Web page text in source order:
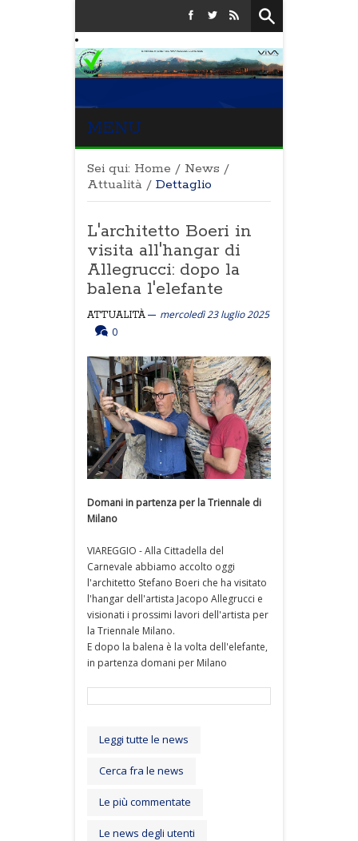
MENU
Sei qui: Home / News /
Attualità / Dettaglio
L'architetto Boeri in
visita all'hangar di
Allegrucci: dopo la
balena l'elefante
ATTUALITÀ
mercoledì 23 luglio 2025
0
Domani in partenza per la Triennale di
Milano
VIAREGGIO - Alla Cittadella del
Carnevale abbiamo accolto oggi
l'architetto Stefano Boeri che ha visitato
l'hangar dell'artista Jacopo Allegrucci e
visionati i prossimi lavori dell'artista per
la Triennale Milano.
E dopo la balena è la volta dell'elefante,
in partenza domani per Milano
Leggi tutte le news
Cerca fra le news
Le più commentate
Le news degli utenti